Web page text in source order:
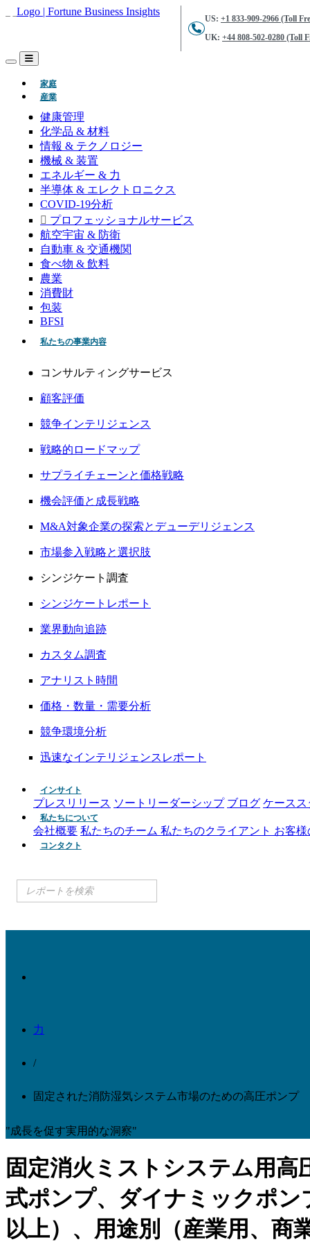
US: +1 833-909-2966 (Toll
UK: +44 808-502-0280 (Toll
家庭(現在)
産業
健康管理
化学品 & 材料
情報 & テクノロジー
機械 & 装置
エネルギー & 力
半導体 & エレクトロニクス
COVID-19分析
プロフェッショナルサービス
航空宇宙 & 防衛
自動車 & 交通機関
食べ物 & 飲料
農業
消費財
包装
BFSI
私たちの事業内容
コンサルティングサービス
顧客評価
競争インテリジェンス
戦略的ロードマップ
サプライチェーンと価格戦略
機会評価と成長戦略
M&A対象企業の探索とデューデリジェンス
市場参入戦略と選択肢
シンジケート調査
シンジケートレポート
業界動向追跡
カスタム調査
アナリスト時間
価格・数量・需要分析
競争環境分析
迅速なインテリジェンスレポート
インサイト
プレスリリース ソートリーダーシップ ブログ ケースス
私たちについて
会社概要 私たちのチーム 私たちのクライアント お客様
コンタクト
力
/
固定された消防湿気システム市場のための高圧ポンプ
"成長を促す実用的な洞察"
固定消火ミストシステム用
式ポンプ、ダイナミックポン
以上）、用途別（産業用、商